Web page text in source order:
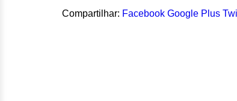
Compartilhar: Facebook Google Plus